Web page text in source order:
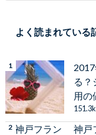
よく読まれている
る？
用の
神戸